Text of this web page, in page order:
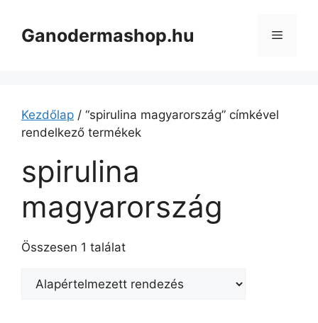
tartalomba
Ganodermashop.hu Menü
Kezdőlap / “spirulina magyarország” címkével
rendelkező termékek
spirulina
magyarország
Összesen 1 találat